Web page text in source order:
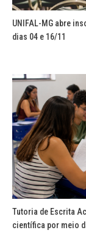
UNIFAL-MG abre
dias 04 e 16/11
Tutoria de Escrita
científica por meio